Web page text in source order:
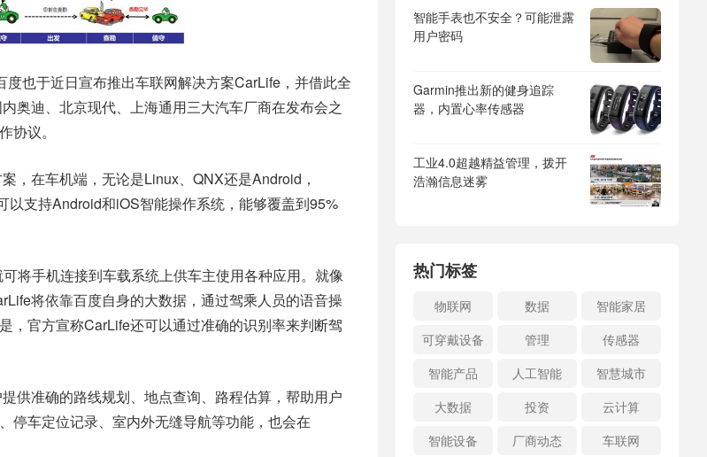
度也于近日宣布推出车联网解决方案CarLife，并借此全
奥迪、北京现代、上海通用三大汽车厂商在发布会之
协议。
，在车机端，无论是Linux、QNX还是Android，
以支持Android和iOS智能操作系统，能够覆盖到95%
将手机连接到车载系统上供车主使用各种应用。就像
将依靠百度自身的大数据，通过驾乘人员的语音操
，官方宣称CarLife还可以通过准确的识别率来判断驾
供准确的路线规划、地点查询、路程估算，帮助用户
停车定位记录、室内外无缝导航等功能，也会在
智能手表也不安全？可能泄露
用户密码
Garmin推出新的健身追踪
器，内置心率传感器
工业4.0超越精益管理，拨开
浩瀚信息迷雾
热门标签
物联网 数据
智能家居
可穿戴设备
管理
传感器
智能产品
人工智能
智慧城市
大数据
投资
云计算
智能设备
厂商动态
车联网